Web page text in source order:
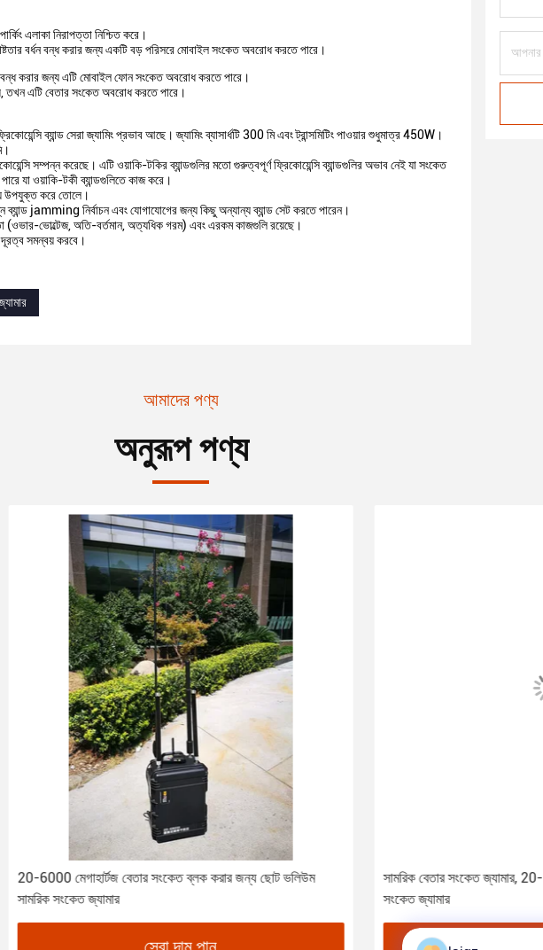
এলাকা নিরাপত্তা নিশ্চিত করে।
বর্ধন বন্ধ করার জন্য একটি বড় পরিসরে মোবাইল সংকেত অবরোধ করতে পারে।
বন্ধ করার জন্য এটি মোবাইল ফোন সংকেত অবরোধ করতে পারে।
তখন এটি বেতার সংকেত অবরোধ করতে পারে।
ব্যান্ড সেরা জ্যামিং প্রভাব আছে। জ্যামিং ব্যাসার্ধটি 300 মি এবং ট্রান্সমিটিং পাওয়ার শুধুমাত্র 450W।
সম্পন্ন করেছে। এটি ওয়াকি-টকির ব্যান্ডগুলির মতো গুরুত্বপূর্ণ ফ্রিকোয়েন্সি ব্যান্ডগুলির অভাব নেই যা সংকেত
যা ওয়াকি-টকী ব্যান্ডগুলিতে কাজ করে।
উপযুক্ত করে তোলে।
ব্যান্ড jamming নির্বাচন এবং যোগাযোগের জন্য কিছু অন্যান্য ব্যান্ড সেট করতে পারেন।
(ওভার-ভোল্টেজ, অতি-বর্তমান, অত্যধিক গরম) এবং এরকম কাজগুলি রয়েছে।
দূরত্ব সমন্বয় করবে।
আমাদের পণ্য
অনুরূপ পণ্য
20-6000 মেগাহার্টজ বেতার সংকেত ব্লক করার জন্য ছোট ভলিউম
সামরিক সংকেত জ্যামার
সামরিক বেতার সংকেত জ্যামার,
সংকেত জ্যামার